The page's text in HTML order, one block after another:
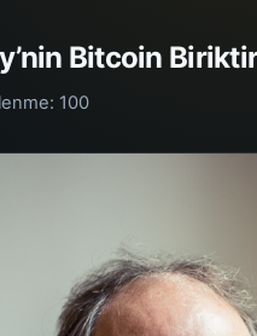
Bitcoin
100